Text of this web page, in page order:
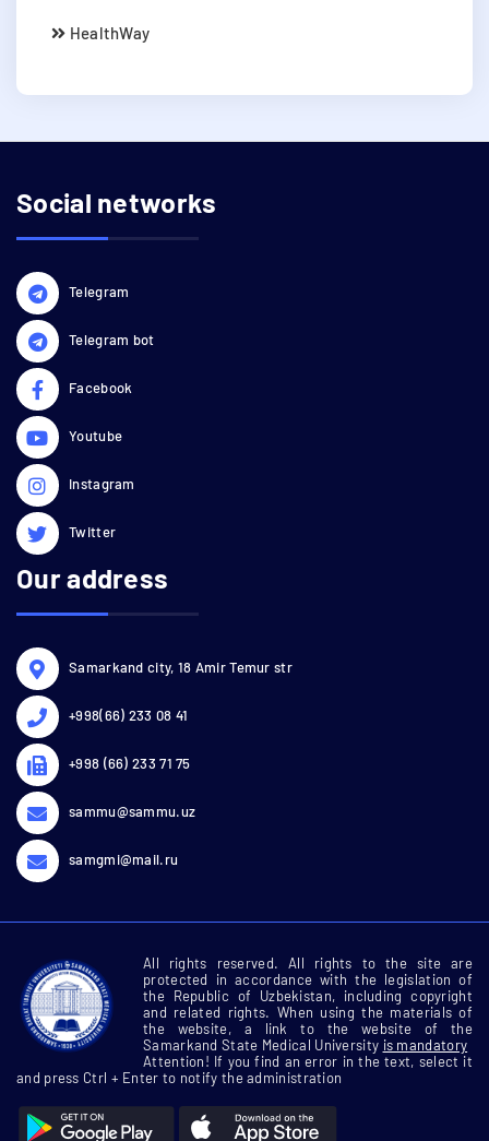
HealthWay
Social networks
Telegram
Telegram bot
Facebook
Youtube
Instagram
Twitter
Our address
Samarkand city, 18 Amir Temur str
+998(66) 233 08 41
+998 (66) 233 71 75
sammu@sammu.uz
samgmi@mail.ru
All rights reserved. All rights to the site are
protected in accordance with the legislation of
the Republic of Uzbekistan, including copyright
and related rights. When using the materials of
the website, a link to the website of the
Samarkand State Medical University is mandatory
Attention! If you find an error in the text, select it
and press Ctrl + Enter to notify the administration